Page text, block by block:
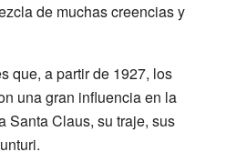
de muchas creencias y
que, a partir de 1927, los
una gran influencia en la
Santa Claus, su traje, sus